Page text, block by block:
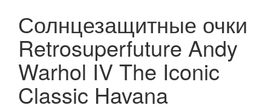
Солнцезащитные очки
Retrosuperfuture Andy
Warhol IV The Iconic
Classic Havana